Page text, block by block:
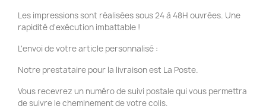
Les impressions sont réalisées sous 24 à 48H ouvrées. Une
rapidité d'exécution imbattable !
L'envoi de votre article personnalisé :
Notre prestataire pour la livraison est La Poste.
Vous recevrez un numéro de suivi postale qui vous permettra
de suivre le cheminement de votre colis.